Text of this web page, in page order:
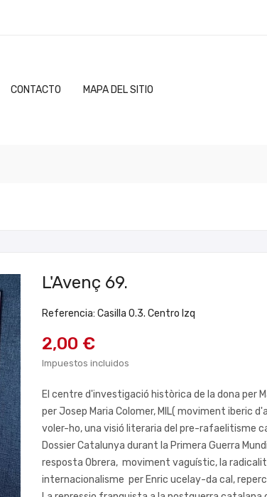
CONTACTO MAPA DEL SITIO
L'Avenç 69.
Referencia: Casilla 0.3. Centro Izq
2,00 €
Impuestos incluidos
El centre d'investigació històrica de la dona per
per Josep Maria Colomer, MIL( moviment iberic
voler-ho, una visió literaria del pre-rafaelitisme
Dossier Catalunya durant la Primera Guerra
resposta Obrera, moviment vaguístic, la
internacionalisme per Enric ucelay-da cal,